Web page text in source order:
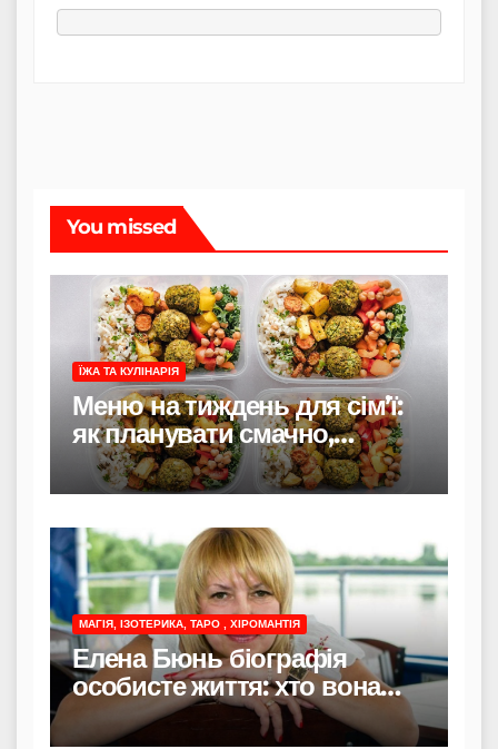
You missed
ЇЖА ТА КУЛІНАРІЯ
Меню на тиждень для сім’ї:
як планувати смачно,
економно і без стресу
МАГІЯ, ІЗОТЕРИКА, ТАРО , ХІРОМАНТІЯ
Елена Бюнь біографія
особисте життя: хто вона
насправді